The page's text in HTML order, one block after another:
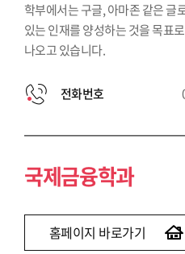
학부에서는 구글, 아마존 같은 글
있는 인재를 양성하는 것을 목표
나오고 있습니다.
전화번호
국제금융학과
홈페이지 바로가기